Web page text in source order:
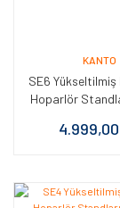
KANTO
SE6
Hoparlör
(Çift)